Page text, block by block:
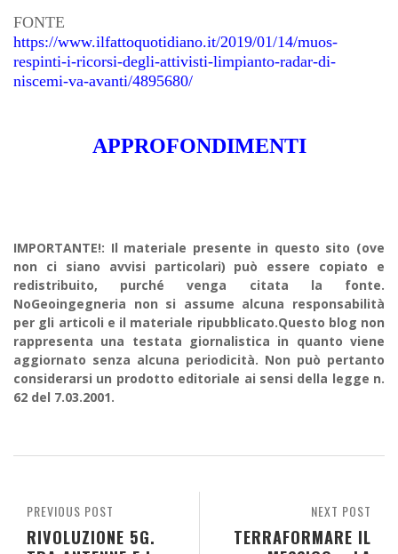
FONTE
https://www.ilfattoquotidiano.it/2019/01/14/muos-
respinti-i-ricorsi-degli-attivisti-limpianto-radar-di-
niscemi-va-avanti/4895680/
APPROFONDIMENTI
IMPORTANTE!: Il materiale presente in questo sito (ove
non ci siano avvisi particolari) può essere copiato e
redistribuito, purché venga citata la fonte.
NoGeoingegneria non si assume alcuna responsabilità
per gli articoli e il materiale ripubblicato.Questo blog non
rappresenta una testata giornalistica in quanto viene
aggiornato senza alcuna periodicità. Non può pertanto
considerarsi un prodotto editoriale ai sensi della legge n.
62 del 7.03.2001.
NEXT POST
TERRAFORMARE IL
PREVIOUS POST
RIVOLUZIONE 5G.